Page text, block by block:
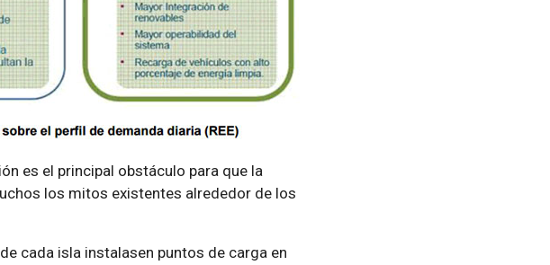
es el principal obstáculo para que la
los mitos existentes alrededor de los
cada isla instalasen puntos de carga en